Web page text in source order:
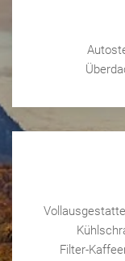
Filter-